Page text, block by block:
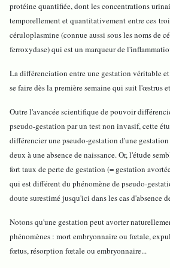
protéine quantifiée, dont les concentrations
temporellement et quantitativement entre ces
céruloplasmine (connue aussi sous les noms de
ferroxydase) qui est un marqueur de
La différenciation entre une gestation véritable
se faire dès la première semaine qui suit l'œstrus
Outre l'avancée scientifique de pouvoir
pseudo-gestation par un test non invasif, cette
différencier une pseudo-gestation d'une
deux à une absence de naissance. Or, l'étude
fort taux de perte de gestation (= gestation
qui est différent du phénomène de pseudo-
doute surestimé jusqu'ici dans les cas d'absence
Notons qu'une gestation peut avorter
phénomènes : mort embryonnaire ou fœtale,
fœtus, résorption fœtale ou embryonnaire...